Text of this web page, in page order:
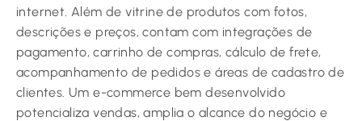
internet. Além de vitrine de produtos com fotos,
descrições e preços, contam com integrações de
pagamento, carrinho de compras, cálculo de frete,
acompanhamento de pedidos e áreas de cadastro de
clientes. Um e-commerce bem desenvolvido
potencializa vendas, amplia o alcance do negócio e